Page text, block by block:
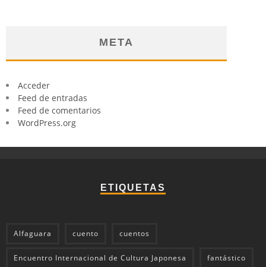
META
Acceder
Feed de entradas
Feed de comentarios
WordPress.org
ETIQUETAS
Alfaguara cuento cuentos
Encuentro Internacional de Cultura Japonesa fantástico